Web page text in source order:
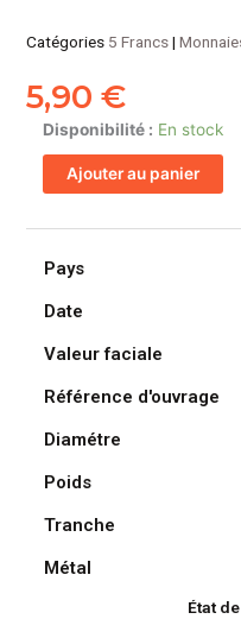
Catégories 5 Francs|
5,90€
Disponibilité : En stock
quantité
de
FRANCE,
de
1945,
Bronze-
Aluminium
Ajouter au panier
Pays
Date
Valeur faciale
Référence d'ouvrage
Diamétre
Poids
Tranche
Métal
État